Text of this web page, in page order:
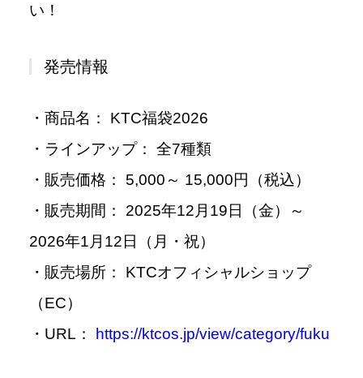
い！
発売情報
・商品名： KTC福袋2026
・ラインアップ： 全7種類
・販売価格： 5,000～ 15,000円（税込）
・販売期間： 2025年12月19日（金）～
2026年1月12日（月・祝）
・販売場所： KTCオフィシャルショップ
（EC）
・URL： https://ktcos.jp/view/category/fuku